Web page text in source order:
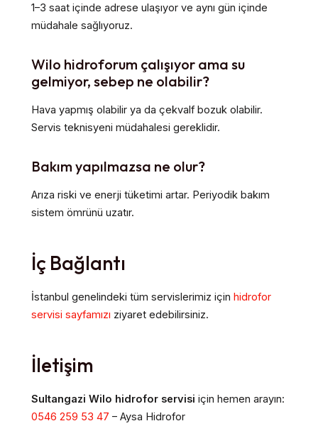
1–3 saat içinde adrese ulaşıyor ve aynı gün içinde
müdahale sağlıyoruz.
Wilo hidroforum çalışıyor ama su
gelmiyor, sebep ne olabilir?
Hava yapmış olabilir ya da çekvalf bozuk olabilir.
Servis teknisyeni müdahalesi gereklidir.
Bakım yapılmazsa ne olur?
Arıza riski ve enerji tüketimi artar. Periyodik bakım
sistem ömrünü uzatır.
İç Bağlantı
İstanbul genelindeki tüm servislerimiz için hidrofor
servisi sayfamızı ziyaret edebilirsiniz.
İletişim
Sultangazi Wilo hidrofor servisi için hemen arayın:
0546 259 53 47 – Aysa Hidrofor